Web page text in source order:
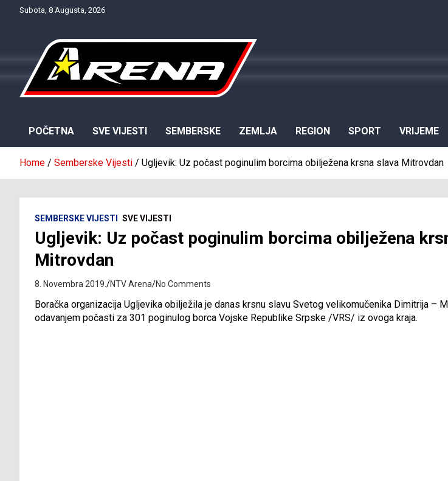
Subota, 8 Augusta, 2026
POČETNA SVE VIJESTI SEMBERSKE ZEMLJA REGION SPORT VRIJEME
Home Semberske Vijesti Ugljevik: Uz počast poginulim borcima obilježena krsna slava Mitrovdan
SEMBERSKE VIJESTI SVE VIJESTI
Ugljevik: Uz počast poginulim borcima obilježena
Mitrovdan
8. Novembra 2019. NTV Arena No Comments
Boračka organizacija Ugljevika obilježila je danas krsnu slavu Svetog velikomučenika Dimitrija –
odavanjem počasti za 301 poginulog borca Vojske Republike Srpske /VRS/ iz ovoga kraja.